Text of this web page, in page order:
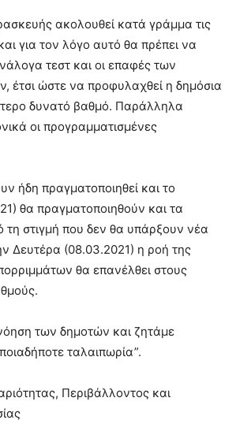
ακολουθεί κατά γράμμα τις
για τον λόγο αυτό θα πρέπει να
τεστ και οι επαφές των
έτσι ώστε να προφυλαχθεί η δημόσια
δυνατό βαθμό. Παράλληλα
οι προγραμματισμένες
ήδη πραγματοποιηθεί και το
θα πραγματοποιηθούν και τα
τη στιγμή που δεν θα υπάρξουν νέα
Δευτέρα (08.03.2021) η ροή της
θα επανέλθει στους
των δημοτών και ζητάμε
ταλαιπωρία”.
Περιβάλλοντος και